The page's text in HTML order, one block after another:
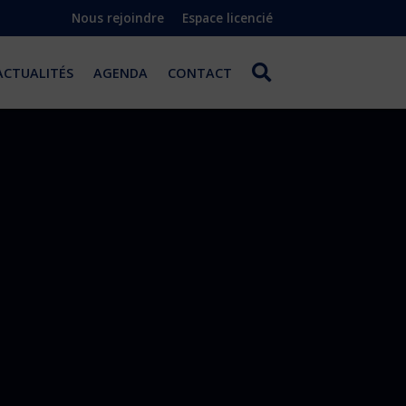
Nous rejoindre Espace licencié
AGENDA CONTACT